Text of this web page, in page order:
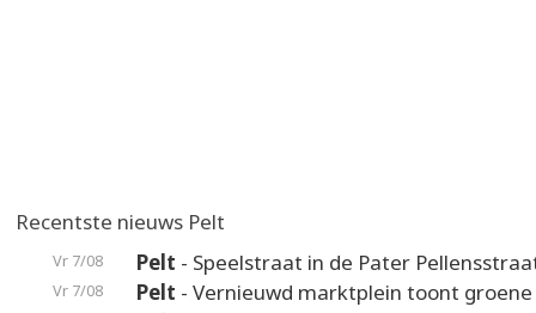
Recentste nieuws Pelt
Vr 7/08 Pelt - Speelstraat in de Pater
Vr 7/08 Pelt - Vernieuwd marktplein toont